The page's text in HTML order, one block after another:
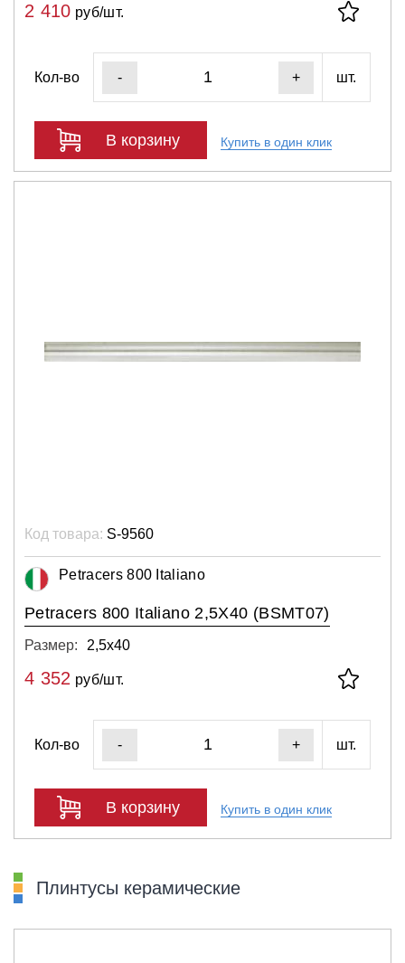
2 410 руб/шт.
Кол-во - + шт.
В корзину Купить в один клик
Код товара: S-9560
Petracers 800 Italiano
Petracers 800 Italiano 2,5X40 (BSMT07)
Размер: 2,5х40
4 352 руб/шт.
Кол-во - + шт.
В корзину Купить в один клик
Плинтусы керамические